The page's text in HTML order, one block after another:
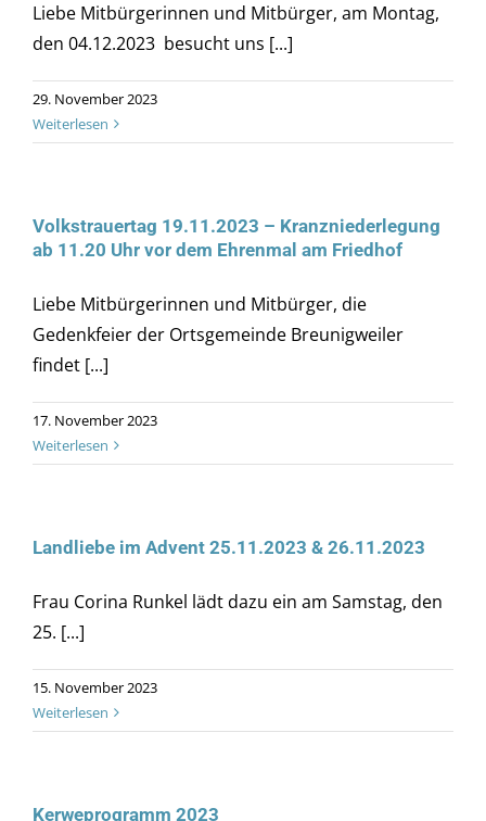
Liebe Mitbürgerinnen und Mitbürger, am Montag,
den 04.12.2023 besucht uns [...]
29. November 2023
Weiterlesen
Volkstrauertag 19.11.2023 – Kranzniederlegung
ab 11.20 Uhr vor dem Ehrenmal am Friedhof
Liebe Mitbürgerinnen und Mitbürger, die
Gedenkfeier der Ortsgemeinde Breunigweiler
findet [...]
17. November 2023
Weiterlesen
Landliebe im Advent 25.11.2023 & 26.11.2023
Frau Corina Runkel lädt dazu ein am Samstag, den
25. [...]
15. November 2023
Weiterlesen
Kerweprogramm 2023